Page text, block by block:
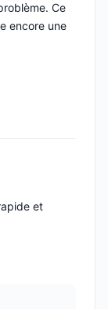
Ce
encore une
et